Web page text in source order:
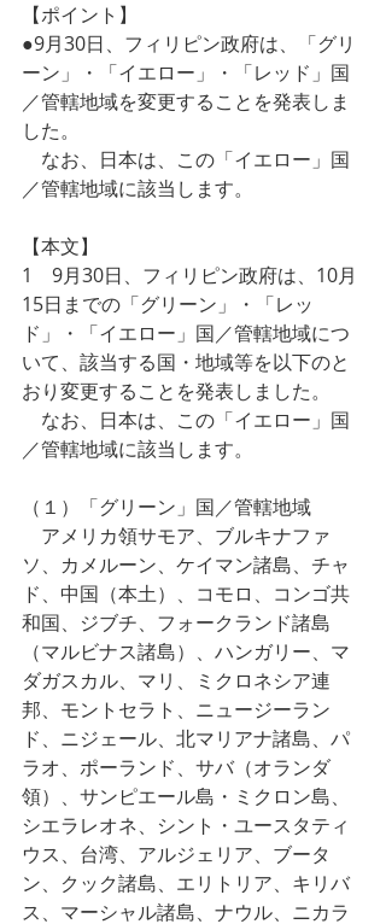
【ポイント】
●9月30日、フィリピン政府は、「グリ
ーン」・「イエロー」・「レッド」国
／管轄地域を変更することを発表しま
した。
なお、日本は、この「イエロー」国
／管轄地域に該当します。
【本文】
1　9月30日、フィリピン政府は、10月
15日までの「グリーン」・「レッ
ド」・「イエロー」国／管轄地域につ
いて、該当する国・地域等を以下のと
おり変更することを発表しました。
なお、日本は、この「イエロー」国
／管轄地域に該当します。
（１）「グリーン」国／管轄地域
アメリカ領サモア、ブルキナファ
ソ、カメルーン、ケイマン諸島、チャ
ド、中国（本土）、コモロ、コンゴ共
和国、ジブチ、フォークランド諸島
（マルビナス諸島）、ハンガリー、マ
ダガスカル、マリ、ミクロネシア連
邦、モントセラト、ニュージーラン
ド、ニジェール、北マリアナ諸島、パ
ラオ、ポーランド、サバ（オランダ
領）、サンピエール島・ミクロン島、
シエラレオネ、シント・ユースタティ
ウス、台湾、アルジェリア、ブータ
ン、クック諸島、エリトリア、キリバ
ス、マーシャル諸島、ナウル、ニカラ